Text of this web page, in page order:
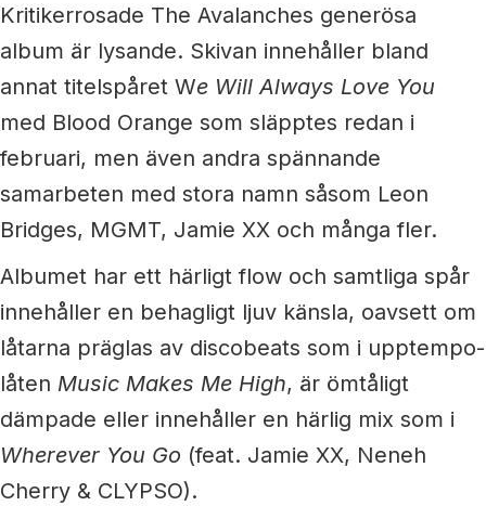
Kritikerrosade The Avalanches generösa
album är lysande. Skivan innehåller bland
annat titelspåret We Will Always Love You
med Blood Orange som släpptes redan i
februari, men även andra spännande
samarbeten med stora namn såsom Leon
Bridges, MGMT, Jamie XX och många fler.
Albumet har ett härligt flow och samtliga spår
innehåller en behagligt ljuv känsla, oavsett om
låtarna präglas av discobeats som i upptempo-
låten Music Makes Me High, är ömtåligt
dämpade eller innehåller en härlig mix som i
Wherever You Go (feat. Jamie XX, Neneh
Cherry & CLYPSO).